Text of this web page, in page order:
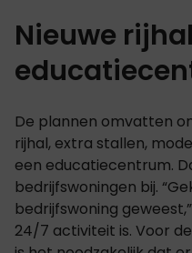
Nieuwe
De plannen omvatten
rijhal, extra stallen,
een educatiecentrum.
bedrijfswoningen bij.
bedrijfswoning
24/7 activiteit is. Voor